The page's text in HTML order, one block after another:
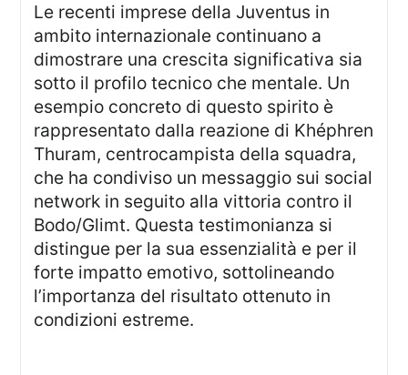
Le recenti imprese della Juventus in
ambito internazionale continuano a
dimostrare una crescita significativa sia
sotto il profilo tecnico che mentale. Un
esempio concreto di questo spirito è
rappresentato dalla reazione di Khéphren
Thuram, centrocampista della squadra,
che ha condiviso un messaggio sui social
network in seguito alla vittoria contro il
Bodo/Glimt. Questa testimonianza si
distingue per la sua essenzialità e per il
forte impatto emotivo, sottolineando
l’importanza del risultato ottenuto in
condizioni estreme.